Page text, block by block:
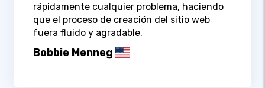
rápidamente cualquier problema, haciendo
que el proceso de creación del sitio web
fuera fluido y agradable.
Bobbie Menneg